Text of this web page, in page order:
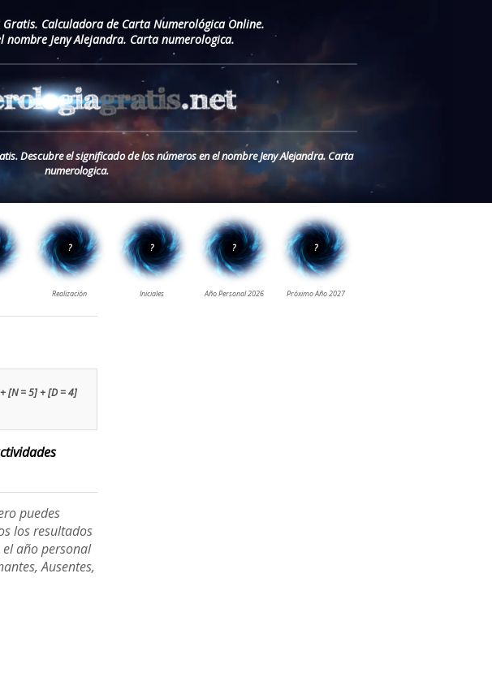
Calculadora de Carta Numerológica Online.
nombre Jeny Alejandra. Carta numerologica.
Descubre el significado de los números en el nombre Jeny Alejandra. Carta
numerologica.
[N = 5] + [D = 4]
puedes
los resultados
año personal
Ausentes,